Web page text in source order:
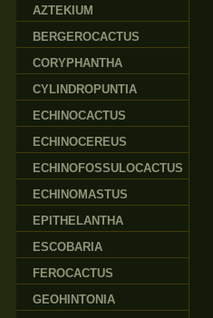
AZTEKIUM
BERGEROCACTUS
CORYPHANTHA
CYLINDROPUNTIA
ECHINOCACTUS
ECHINOCEREUS
ECHINOFOSSULOCACTUS
ECHINOMASTUS
EPITHELANTHA
ESCOBARIA
FEROCACTUS
GEOHINTONIA